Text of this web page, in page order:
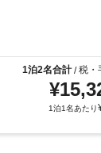
1泊2名合計/税・
¥
1泊1名あたり